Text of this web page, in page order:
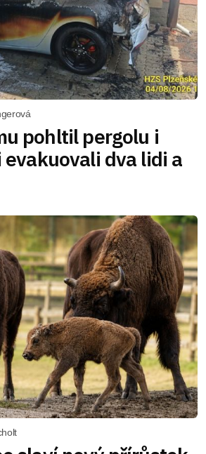
pohltil pergolu i
evakuovali dva lidi a